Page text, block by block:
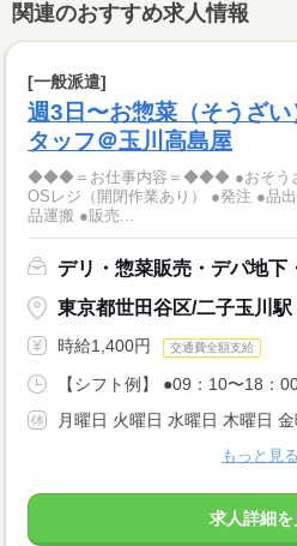
関連のおすすめ求人情報
[一般派遣]
週3日〜お惣菜（そうざ
タッフ＠玉川高島屋
◆◆◆＝お仕事内容＝◆◆◆ ●おそうざいデリカ・お弁当の販売 ●P
OSレジ（開閉作業あり） ●発注 ●品
品運搬 ●販売...
デリ・惣菜販売・デパ地下
東京都世田谷区/二子玉川駅
時給1,400円 交通費全額支給
【シフト例】 ●09：10〜18：
月曜日 火曜日 水曜日 木曜日
もっと見る
求人詳細を